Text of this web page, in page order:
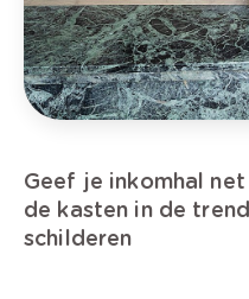
Geef je inkomhal
de kasten in de
schilderen